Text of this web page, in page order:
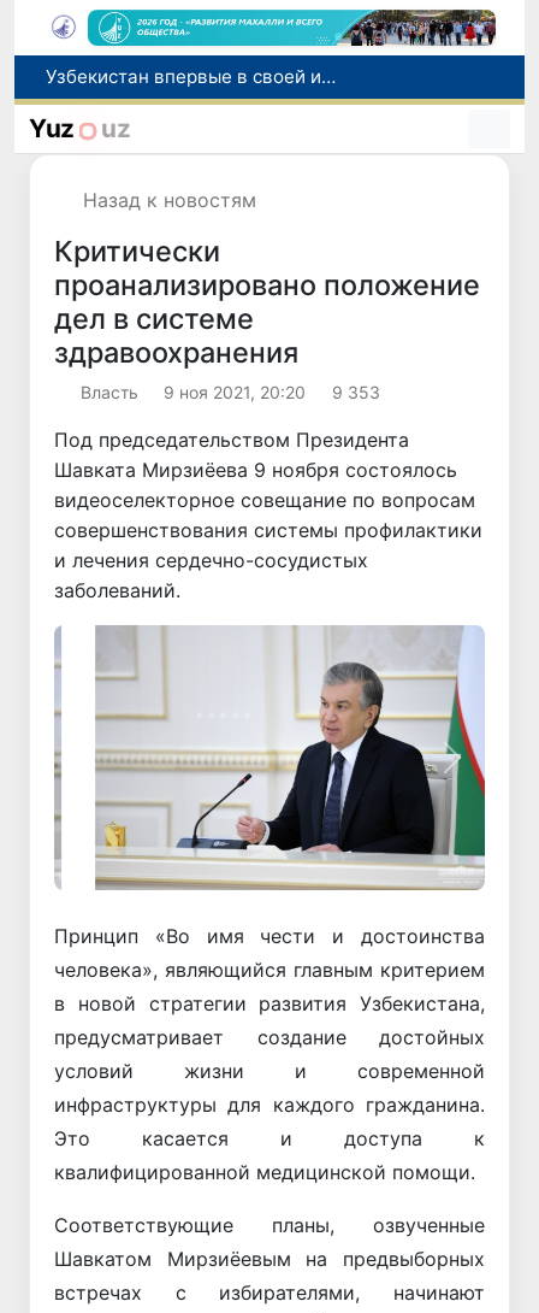
Узбекистан впервые в своей истории примет престижную Международную олимпиаду по информатике IOI 2026
Число пользователей мобильного интернета в Узбекистане за 10 лет выросло в 4,3 раза
Yuz uz
Назад к новостям
Критически
проанализировано положение
дел в системе
здравоохранения
Власть 9 ноя 2021, 20:20 9 353
Под председательством Президента
Шавката Мирзиёева 9 ноября состоялось
видеоселекторное совещание по вопросам
совершенствования системы профилактики
и лечения сердечно-сосудистых
заболеваний.
Назад Вперёд
Принцип «Во имя чести и достоинства
человека», являющийся главным критерием
в новой стратегии развития Узбекистана,
предусматривает создание достойных
условий жизни и современной
инфраструктуры для каждого гражданина.
Это касается и доступа к
квалифицированной медицинской помощи.
Соответствующие планы, озвученные
Шавкатом Мирзиёевым на предвыборных
встречах с избирателями, начинают